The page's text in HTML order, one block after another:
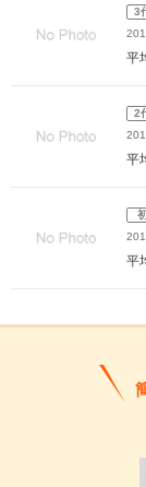
3
平
2
平
平